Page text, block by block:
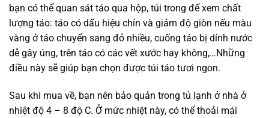
bạn có thể quan sát táo qua hộp, túi trong để xem chất
lượng táo: táo có dấu hiệu chín và giảm độ giòn nếu màu
vàng ở táo chuyển sang đỏ nhiều, cuống táo bị dính nước
dễ gây úng, trên táo có các vết xước hay không,…Những
điều này sẽ giúp bạn chọn được túi táo tươi ngon.
Sau khi mua về, bạn nên bảo quản trong tủ lạnh ở nhà ở
nhiệt độ 4 – 8 độ C. Ở mức nhiệt này, có thể thoải mái